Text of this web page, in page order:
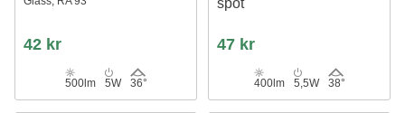
42 kr
500lm 5W 36°
spot
47 kr
400lm 5,5W 38°